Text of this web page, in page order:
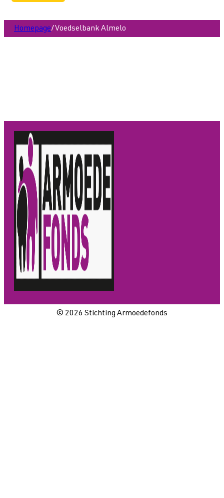
Homepage/ Voedselbank Almelo
© 2026 Stichting Armoedefonds